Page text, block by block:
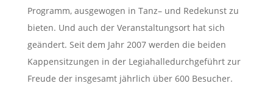
Programm, ausgewogen in Tanz–und Redekunst zu
bieten. Und auch der Veranstaltungsort hat sich
geändert. Seit dem Jahr 2007 werden die beiden
Kappensitzungen in der Legiahalledurchgeführt zur
Freude der insgesamt jährlich über 600 Besucher.